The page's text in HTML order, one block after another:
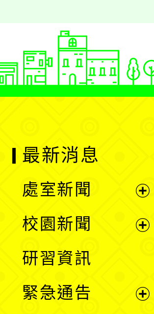
最新消息
處室新聞
單
校園新聞
選
研習資訊
緊急通告